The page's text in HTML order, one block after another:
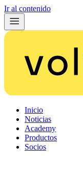
Ir al contenido
Inicio
Noticias
Academy
Productos
Socios